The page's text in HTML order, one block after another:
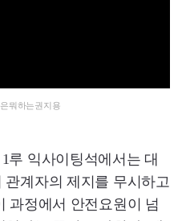
뭐하는권지용
루 익사이팅석에서는 대
계자의 제지를 무시하고
과정에서 안전요원이 넘